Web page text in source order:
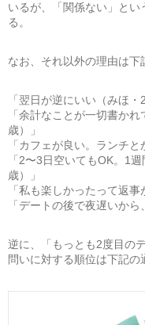
いるが、「関係ない」と
る。
なお、それ以外の理由は下
「翌日が逆にいい（みほ・
「余計なことが一切書か
歳）」
「カフェが良い。ランチ
「2〜3日空いてもOK。1
歳）」
「私も楽しかったって返
「デートの後で夜遅いか
逆に、「もっとも2度目の
問いに対する順位は下記の